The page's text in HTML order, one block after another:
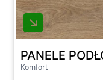
Komfort